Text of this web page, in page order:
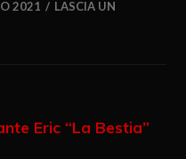
2021
LASCIA UN
Eric “La Bestia”